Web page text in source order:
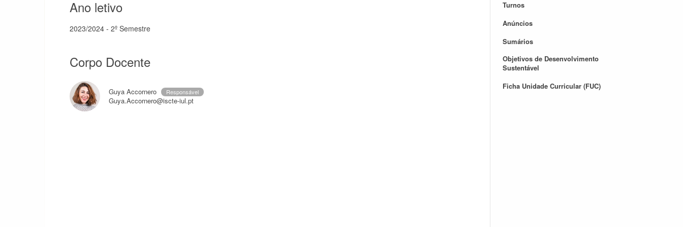
Ano letivo
2023/2024 - 2º Semestre
Corpo Docente
Guya Accornero Responsável
Guya.Accornero@iscte-iul.pt
Turnos
Anúncios
Sumários
Objetivos de Desenvolvimento
Sustentável
Ficha Unidade Curricular (FUC)